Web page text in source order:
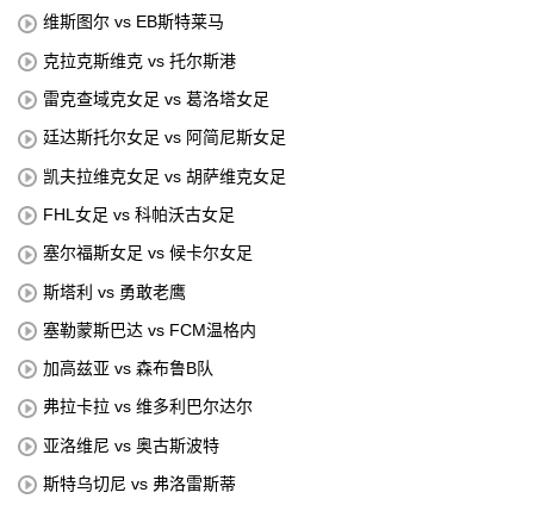
维斯图尔 vs EB斯特莱马
克拉克斯维克 vs 托尔斯港
雷克查域克女足 vs 葛洛塔女足
廷达斯托尔女足 vs 阿简尼斯女足
凯夫拉维克女足 vs 胡萨维克女足
FHL女足 vs 科帕沃古女足
塞尔福斯女足 vs 候卡尔女足
斯塔利 vs 勇敢老鹰
塞勒蒙斯巴达 vs FCM温格内
加高兹亚 vs 森布鲁B队
弗拉卡拉 vs 维多利巴尔达尔
亚洛维尼 vs 奥古斯波特
斯特乌切尼 vs 弗洛雷斯蒂